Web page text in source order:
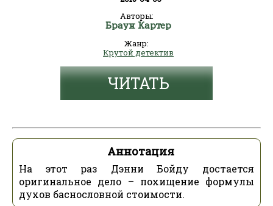
Авторы:
Браун Картер
Жанр:
Крутой детектив
ЧИТАТЬ
Аннотация
На этот раз Дэнни Бойду достается
оригинальное дело – похищение формулы
духов баснословной стоимости.